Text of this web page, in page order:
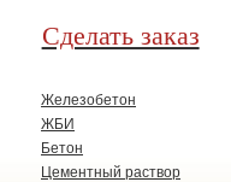
Сделать заказ
Железобетон
ЖБИ
Бетон
Цементный раствор